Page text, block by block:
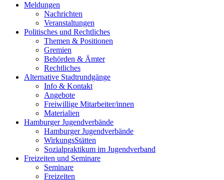
Meldungen
Nachrichten
Veranstaltungen
Politisches und Rechtliches
Themen & Positionen
Gremien
Behörden & Ämter
Rechtliches
Alternative Stadtrundgänge
Info & Kontakt
Angebote
Freiwillige Mitarbeiter/innen
Materialien
Hamburger Jugendverbände
Hamburger Jugendverbände
WirkungsStätten
Sozialpraktikum im Jugendverband
Freizeiten und Seminare
Seminare
Freizeiten